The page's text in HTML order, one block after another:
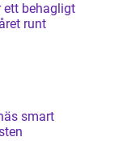
ett behagligt
runt